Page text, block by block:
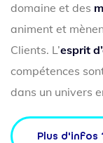
domaine et des
animent et
Clients. L’esprit
compétences
dans un univers
Plus d'infos